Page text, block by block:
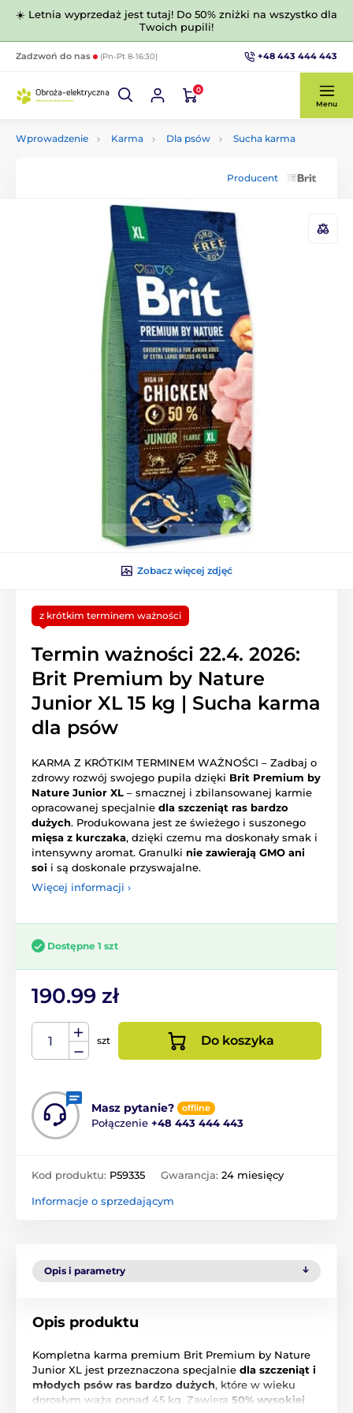
☀️ Letnia wyprzedaż jest tutaj! Do 50% zniżki na wszystko dla
Twoich pupili!
Zadzwoń do nas (Pn-Pt 8-16:30) +48 443 444 443
0
Menu
Wprowadzenie Karma Dla psów Sucha karma
Producent
Zobacz więcej zdjęć
z krótkim terminem ważności
Termin ważności 22.4. 2026:
Brit Premium by Nature
Junior XL 15 kg | Sucha karma
dla psów
KARMA Z KRÓTKIM TERMINEM WAŻNOŚCI – Zadbaj o
zdrowy rozwój swojego pupila dzięki Brit Premium by
Nature Junior XL – smacznej i zbilansowanej karmie
opracowanej specjalnie dla szczeniąt ras bardzo
dużych. Produkowana jest ze świeżego i suszonego
mięsa z kurczaka, dzięki czemu ma doskonały smak i
intensywny aromat. Granulki nie zawierają GMO ani
soi i są doskonale przyswajalne.
Więcej informacji ›
Dostępne 1 szt
190.99 zł
szt Do koszyka
Masz pytanie? offline
Połączenie +48 443 444 443
Kod produktu: P59335 Gwarancja: 24 miesięcy
Informacje o sprzedającym
Opis i parametry
Opis produktu
Kompletna karma premium Brit Premium by Nature
Junior XL jest przeznaczona specjalnie dla szczeniąt i
młodych psów ras bardzo dużych, które w wieku
dorosłym ważą ponad 45 kg. Zawiera 50% wysokiej